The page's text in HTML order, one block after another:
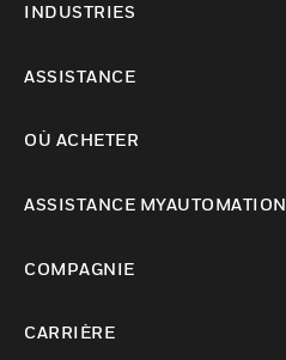
INDUSTRIES
ASSISTANCE
OÙ ACHETER
ASSISTANCE MYAUTOMATION
COMPAGNIE
CARRIÈRE